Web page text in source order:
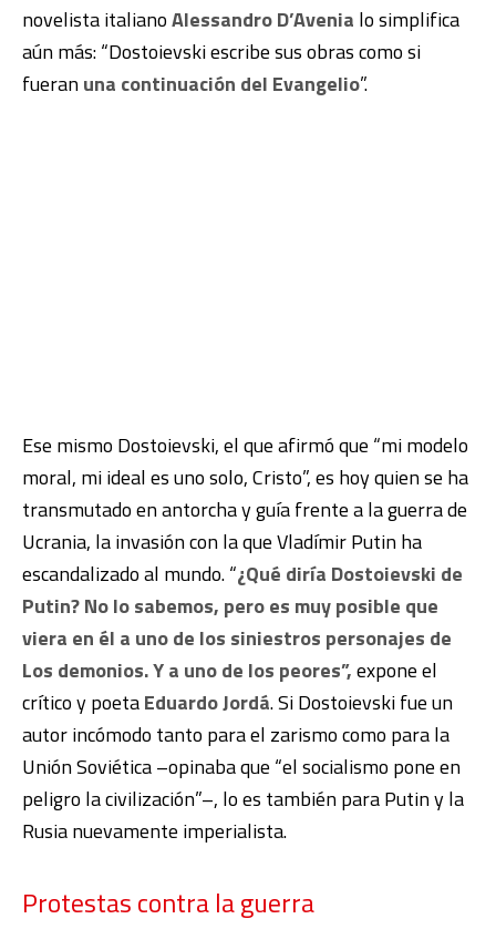
novelista italianoAlessandro D’Avenia lo simplifica
aún más: “Dostoievski escribe sus obras como si
fueranuna continuación del Evangelio”.
Ese mismo Dostoievski, el que afirmó que “mi modelo
moral, mi ideal es uno solo, Cristo”, es hoy quien se ha
transmutado en antorcha y guía frente a la guerra de
Ucrania, la invasión con la que Vladímir Putin ha
escandalizado al mundo. “¿Qué diría Dostoievski de
Putin? No lo sabemos, pero es muy posible que
viera en él a uno de los siniestros personajes de
Los demonios. Y a uno de los peores”,expone el
crítico y poetaEduardo Jordá. Si Dostoievski fue un
autor incómodo tanto para el zarismo como para la
Unión Soviética –opinaba que “el socialismo pone en
peligro la civilización”–, lo es también para Putin y la
Rusia nuevamente imperialista.
Protestas contra la guerra